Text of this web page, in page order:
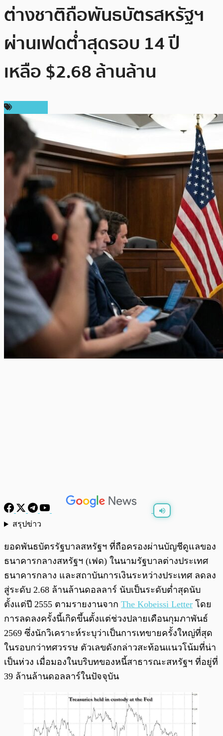
ต่างชาติถือพันธบัตรสหรัฐฯ
ผ่านเฟดต่ำสุดรอบ 14 ปี
เหลือ $2.68 ล้านล้าน
สรุปข่าว
ยอดพันธบัตรรัฐบาลสหรัฐฯ ที่ถือครองผ่านบัญชีดูแลของ
ธนาคารกลางสหรัฐฯ (เฟด) ในนามรัฐบาลต่างประเทศ
ธนาคารกลาง และสถาบันการเงินระหว่างประเทศ ลดลง
สู่ระดับ 2.68 ล้านล้านดอลลาร์ นับเป็นระดับต่ำสุดนับ
ตั้งแต่ปี 2555 ตามรายงานจาก The Kobeissi Letter โดย
การลดลงครั้งนี้เกิดขึ้นตั้งแต่ช่วงปลายเดือนกุมภาพันธ์
2569 ซึ่งนักวิเคราะห์ระบุว่าเป็นการเทขายครั้งใหญ่ที่สุด
ในรอบกว่าทศวรรษ ตัวเลขดังกล่าวสะท้อนแนวโน้มที่น่า
เป็นห่วง เมื่อมองในบริบทของหนี้สาธารณะสหรัฐฯ ที่อยู่ที่
39 ล้านล้านดอลลาร์ในปัจจุบัน